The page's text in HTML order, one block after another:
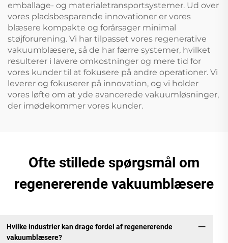
emballage- og materialetransportsystemer. Ud over
vores pladsbesparende innovationer er vores
blæsere kompakte og forårsager minimal
støjforurening. Vi har tilpasset vores regenerative
vakuumblæsere, så de har færre systemer, hvilket
resulterer i lavere omkostninger og mere tid for
vores kunder til at fokusere på andre operationer. Vi
leverer og fokuserer på innovation, og vi holder
vores løfte om at yde avancerede vakuumløsninger,
der imødekommer vores kunder.
Ofte stillede spørgsmål om
regenererende vakuumblæsere
Hvilke industrier kan drage fordel af regenererende
vakuumblæsere?